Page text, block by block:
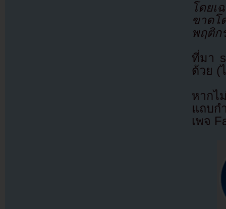
โดยเ
ขาดโ
พฤติก
ที่มา
ด้วย (
หากไ
แถบก
เพจ